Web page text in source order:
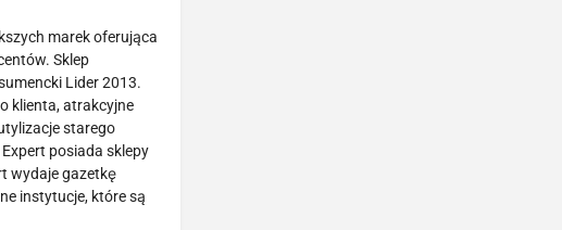
marek oferująca
Sklep
Lider 2013.
klienta, atrakcyjne
starego
posiada sklepy
wydaje gazetkę
instytucje, które są